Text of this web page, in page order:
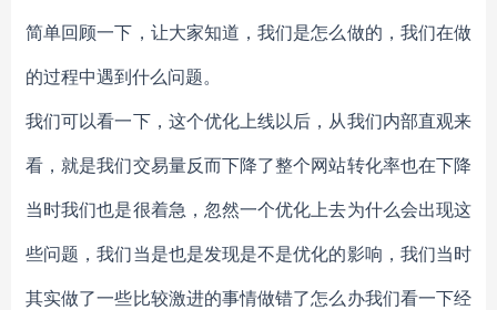
简单回顾一下，让大家知道，我们是怎么做的，我们在做
的过程中遇到什么问题。
我们可以看一下，这个优化上线以后，从我们内部直观来
看，就是我们交易量反而下降了整个网站转化率也在下降
当时我们也是很着急，忽然一个优化上去为什么会出现这
些问题，我们当是也是发现是不是优化的影响，我们当时
其实做了一些比较激进的事情做错了怎么办我们看一下经